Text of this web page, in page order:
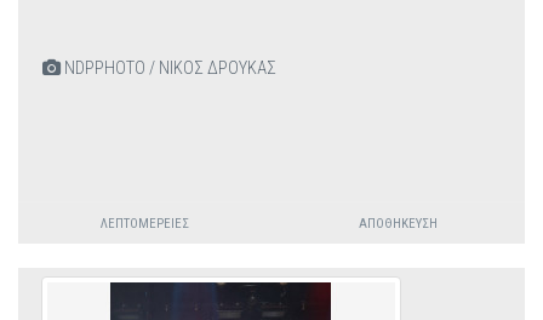
NDPPHOTO / ΝΙΚΟΣ ΔΡΟΥΚΑΣ
ΛΕΠΤΟΜΈΡΕΙΕΣ ΑΠΟΘΉΚΕΥΣΗ